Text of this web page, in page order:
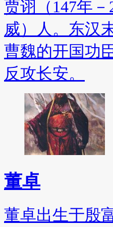
贾诩（147年
威）人。东汉
曹魏的开国功
反攻长安。
董卓
董卓出生于殷